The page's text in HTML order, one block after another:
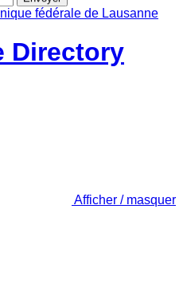
Directory
Afficher / masquer